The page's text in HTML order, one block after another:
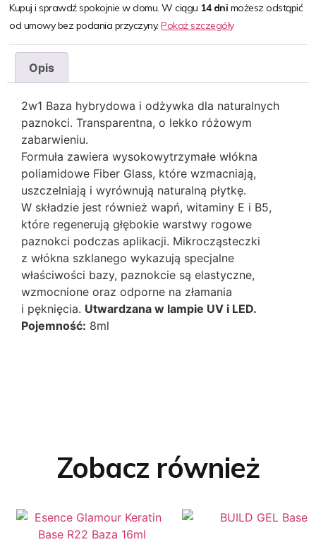
Kupuj i sprawdź spokojnie w domu. W ciągu 14 dni możesz odstąpić
od umowy bez podania przyczyny.Pokaż szczegóły
Opis
2w1 Baza hybrydowa i odżywka dla naturalnych
paznokci. Transparentna, o lekko różowym
zabarwieniu.
Formuła zawiera wysokowytrzymałe włókna
poliamidowe Fiber Glass, które wzmacniają,
uszczelniają i wyrównują naturalną płytkę.
W składzie jest również wapń, witaminy E i B5,
które regenerują głębokie warstwy rogowe
paznokci podczas aplikacji. Mikrocząsteczki
z włókna szklanego wykazują specjalne
właściwości bazy, paznokcie są elastyczne,
wzmocnione oraz odporne na złamania
i pęknięcia. Utwardzana w lampie UV i LED.
Pojemność: 8ml
Zobacz również